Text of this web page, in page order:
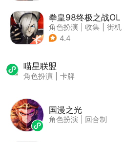
拳皇98终极之战OL
角色扮演 收集
街机
| 拳皇
4.4
喵星联盟
角色扮演 卡牌
国漫之光
角色扮演 回合制